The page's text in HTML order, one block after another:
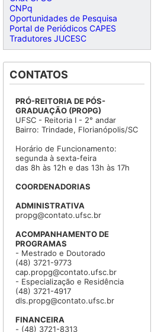
CNPq
Oportunidades de Pesquisa
Portal de Periódicos CAPES
Tradutores JUCESC
CONTATOS
PRÓ-REITORIA DE PÓS-
GRADUAÇÃO (PROPG)
UFSC - Reitoria I - 2° andar
Bairro: Trindade, Florianópolis/SC
Horário de Funcionamento:
segunda à sexta-feira
das 8h às 12h e das 13h às 17h
COORDENADORIAS
ADMINISTRATIVA
propg@contato.ufsc.br
ACOMPANHAMENTO DE
PROGRAMAS
- Mestrado e Doutorado
(48) 3721-9773
cap.propg@contato.ufsc.br
- Especialização e Residência
(48) 3721-4917
dls.propg@contato.ufsc.br
FINANCEIRA
- (48) 3721-8313